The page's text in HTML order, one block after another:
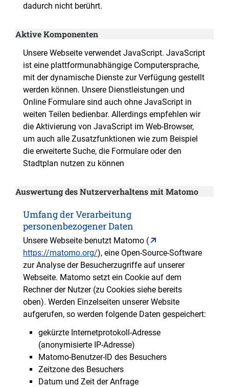
dadurch nicht berührt.
Aktive Komponenten
Unsere Webseite verwendet JavaScript. JavaScript
ist eine plattformunabhängige Computersprache,
mit der dynamische Dienste zur Verfügung gestellt
werden können. Unsere Dienstleistungen und
Online Formulare sind auch ohne JavaScript in
weiten Teilen bedienbar. Allerdings empfehlen wir
die Aktivierung von JavaScript im Web-Browser,
um auch alle Zusatzfunktionen wie zum Beispiel
die erweiterte Suche, die Formulare oder den
Stadtplan nutzen zu können
Auswertung des Nutzerverhaltens mit Matomo
Umfang der Verarbeitung
personenbezogener Daten
Unsere Webseite benutzt Matomo (
https://matomo.org/), eine Open-Source-Software
zur Analyse der Besucherzugriffe auf unserer
Webseite. Matomo setzt ein Cookie auf dem
Rechner der Nutzer (zu Cookies siehe bereits
oben). Werden Einzelseiten unserer Website
aufgerufen, so werden folgende Daten gespeichert:
gekürzte Internetprotokoll-Adresse
(anonymisierte IP-Adresse)
Matomo-Benutzer-ID des Besuchers
Zeitzone des Besuchers
Datum und Zeit der Anfrage